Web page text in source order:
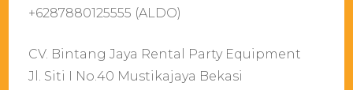
+6287880125555 (ALDO)
CV. Bintang Jaya Rental Party Equipment
Jl. Siti I No.40 Mustikajaya Bekasi